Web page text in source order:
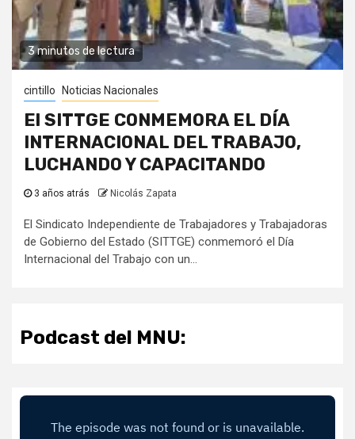
3 minutos de lectura
cintillo Noticias Nacionales
El SITTGE CONMEMORA EL DÍA
INTERNACIONAL DEL TRABAJO,
LUCHANDO Y CAPACITANDO
3 años atrás Nicolás Zapata
El Sindicato Independiente de Trabajadores y Trabajadoras
de Gobierno del Estado (SITTGE) conmemoró el Día
Internacional del Trabajo con un...
Podcast del MNU: